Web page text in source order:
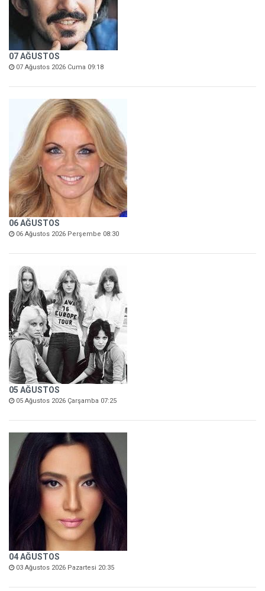
07 AĞUSTOS
07 Ağustos 2026 Cuma 09:18
06 AĞUSTOS
06 Ağustos 2026 Perşembe 08:30
05 AĞUSTOS
05 Ağustos 2026 Çarşamba 07:25
04 AĞUSTOS
03 Ağustos 2026 Pazartesi 20:35